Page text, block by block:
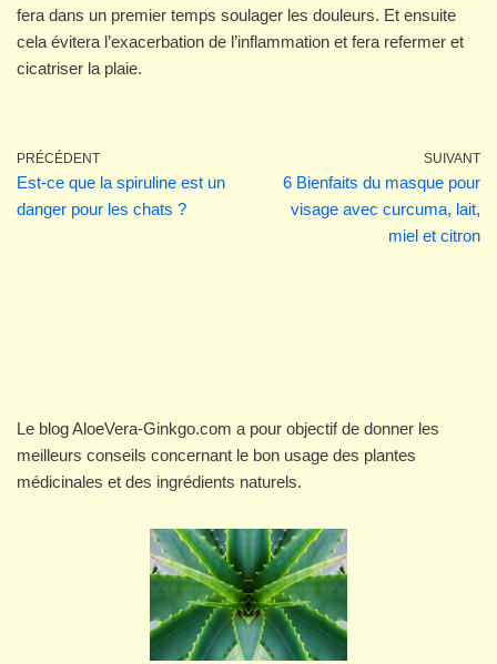
fera dans un premier temps soulager les douleurs. Et ensuite
cela évitera l’exacerbation de l’inflammation et fera refermer et
cicatriser la plaie.
PRÉCÉDENT
Est-ce que la spiruline est un
danger pour les chats ?
SUIVANT
6 Bienfaits du masque pour
visage avec curcuma, lait,
miel et citron
Le blog AloeVera-Ginkgo.com a pour objectif de donner les
meilleurs conseils concernant le bon usage des plantes
médicinales et des ingrédients naturels.